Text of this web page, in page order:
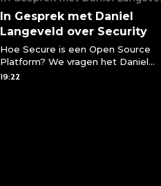
In Gesprek met Daniel
Langeveld over Security
Hoe Secure is een Open Source
Platform? We vragen het Daniel
Langeveld. Verantwoordelijk voor
19:22